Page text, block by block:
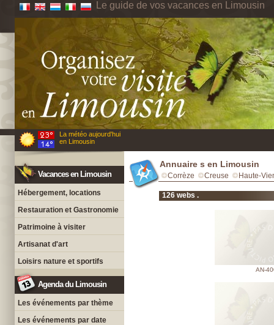
Le guide de vos vacances en Limousin
La météo aujourd'hui
en Limousin
Vacances en Limousin
Hébergement, locations
Restauration et Gastronomie
Patrimoine à visiter
Artisanat d'art
Loisirs nature et sportifs
Agenda du Limousin
Les événements par thème
Les événements par date
Annuaire s en Limousin
Corrèze Creuse Haute-
126 webs .
AN-